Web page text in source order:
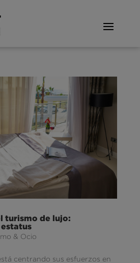
turismo de lujo:
& Ocio
centrando sus esfuerzos en